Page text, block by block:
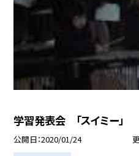
学習発表会 「スイミー」
公開日 2020/01/24